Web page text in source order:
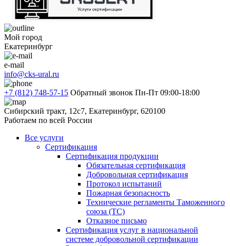
Мой город
Екатеринбург
e-mail
info@cks-ural.ru
+7 (812) 748-57-15 Обратный звонок Пн-Пт 09:00-18:00
Сибирский тракт, 12с7, Екатеринбург, 620100
Работаем по всей России
Все услуги
Сертификация
Сертификация продукции
Обязательная сертификация
Добровольная сертификация
Протокол испытаний
Пожарная безопасность
Технические регламенты Таможенного
союза (ТС)
Отказное письмо
Сертификация услуг в национальной
системе добровольной сертификации